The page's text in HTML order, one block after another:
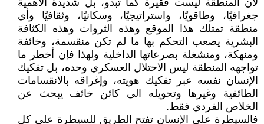
لأن المنطقة ليست فقيرة كما تبدو، بل شديدة الأهمية
جغرافيًا، وطاقويًا، واستراتيجيًا، وسكانيًا، وثقافيًا وأي
منطقة تمتلك هذا الموقع وهذه الثروات وهذه الكثافة
البشرية يصعب التحكم بها ما لم تكن منقسمة، وخائفة
ومنهكة، ومنشغلة بصرعاتها الداخلية ولهذا فإن أخطر ما
تواجهه المنطقة ليس الاحتلال العسكري وحده، بل تفكيك
الإنسان نفسه عبر تفكيك هويته، وإغراقه بالانقسامات
الطائفية وغيرها وتحويله الى كائن خائف يبحث عن
الخلاص الفردي فقط.
فالسيطرة على الإنسان تفتح الطريق للسيطرة على كل